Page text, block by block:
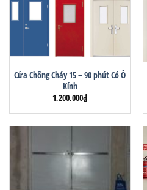
Cửa Chống Cháy 15 – 90 phút Có Ô
Kính
1,200,000₫